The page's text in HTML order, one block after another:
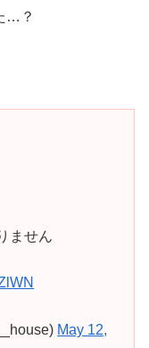
…？
ません
May 12,